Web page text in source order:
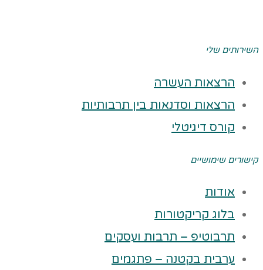
השירותים שלי
הרצאות העשרה
הרצאות וסדנאות בין תרבותיות
קורס דיגיטלי
קישורים שימושיים
אודות
בלוג קריקטורות
תרבוטיפ – תרבות ועסקים
ערבית בקטנה – פתגמים